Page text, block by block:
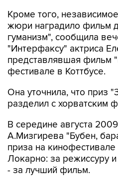
Кроме того,
жюри наградило фильм
гуманизм", сообщила
"Интерфаксу" актриса
представлявшая фильм
фестивале в Коттбусе.
Она уточнила, что приз
разделил с хорватским
В середине августа
А.Мизгирева "Бубен,
приза на
Локарно: за режиссуру
- за лучший фильм.